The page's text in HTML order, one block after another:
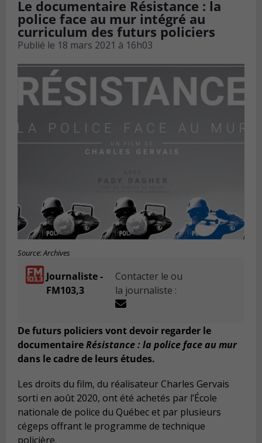
Le documentaire Résistance : la
police face au mur intégré au
curriculum des futurs policiers
Publié le 18 mars 2021 à 16h03
Source: Archives
Journaliste -
FM103,3
Contacter le ou
la journaliste :
De futurs policiers vont devoir regarder le
documentaireRésistance : la police face au mur
dans le cadre de leurs études.
Les droits du film, du réalisateur Charles Gervais
sorti en août 2020, ont été achetés par l’École
nationale de police du Québec et par plusieurs
cégeps offrant le programme de technique
policière.